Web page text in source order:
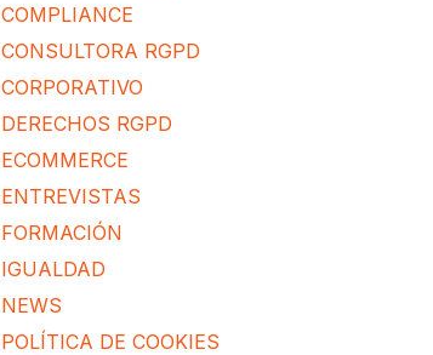
COMPLIANCE
CONSULTORA RGPD
CORPORATIVO
DERECHOS RGPD
ECOMMERCE
ENTREVISTAS
FORMACIÓN
IGUALDAD
NEWS
POLÍTICA DE COOKIES